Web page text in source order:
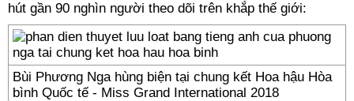
hút gần 90 nghìn người theo dõi trên khắp thế giới:
Bùi Phương Nga hùng biện tại chung kết Hoa hậu Hòa
bình Quốc tế - Miss Grand International 2018